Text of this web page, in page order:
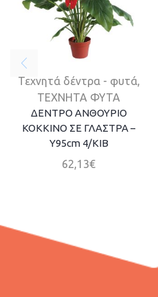
Τεχνητά δέντρα - φυτά,
ΤΕΧΝΗΤΑ ΦΥΤΑ
ΔΕΝΤΡΟ ΑΝΘΟΥΡΙΟ
ΚΟΚΚΙΝΟ ΣΕ ΓΛΑΣΤΡΑ –
Y95cm 4/ΚΙΒ
62,13€